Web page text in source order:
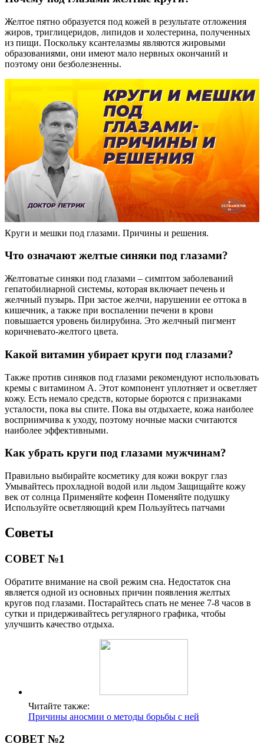
Желтое пятно образуется под кожей в результате отложения
жиров, триглицеридов, липидов и холестерина, полученных
из пищи. Поскольку ксантелазмы являются жировыми
образованиями, они имеют мало нервных окончаний и
поэтому они безболезненны.
Круги и мешки под глазами. Причины и решения.
Что означают желтые синяки под глазами?
Желтоватые синяки под глазами – симптом заболеваний
гепатобилиарной системы, которая включает печень и
желчный пузырь. При застое желчи, нарушении ее оттока в
кишечник, а также при воспалении печени в крови
повышается уровень билирубина. Это желчный пигмент
коричневато-желтого цвета.
Какой витамин убирает круги под глазами?
Также против синяков под глазами рекомендуют использовать
кремы с витамином A. Этот компонент уплотняет и осветляет
кожу. Есть немало средств, которые борются с признаками
усталости, пока вы спите. Пока вы отдыхаете, кожа наиболее
восприимчива к уходу, поэтому ночные маски считаются
наиболее эффективными.
Как убрать круги под глазами мужчинам?
Правильно выбирайте косметику для кожи вокруг глаз
Умывайтесь прохладной водой или льдом Защищайте кожу
век от солнца Применяйте кофеин Поменяйте подушку
Используйте осветляющий крем Пользуйтесь патчами
Советы
СОВЕТ №1
Обратите внимание на свой режим сна. Недостаток сна
является одной из основных причин появления желтых
кругов под глазами. Постарайтесь спать не менее 7-8 часов в
сутки и придерживайтесь регулярного графика, чтобы
улучшить качество отдыха.
Читайте также:
Причины аносмии о методы борьбы с ней
СОВЕТ №2